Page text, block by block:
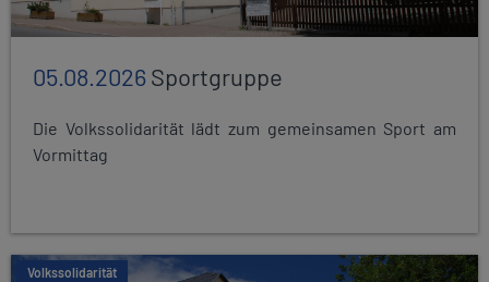
05.08.2026Sportgruppe
Die Volkssolidarität lädt zum gemeinsamen Sport am
Vormittag
Volkssolidarität